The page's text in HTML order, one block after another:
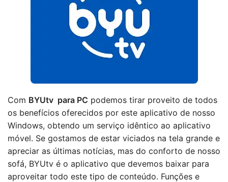
Com BYUtv para PC podemos tirar proveito de todos
os benefícios oferecidos por este aplicativo de nosso
Windows, obtendo um serviço idêntico ao aplicativo
móvel. Se gostamos de estar viciados na tela grande e
apreciar as últimas notícias, mas do conforto de nosso
sofá, BYUtv é o aplicativo que devemos baixar para
aproveitar todo este tipo de conteúdo. Funções e